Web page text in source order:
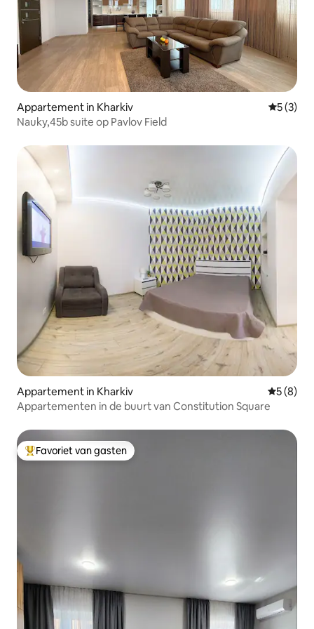
Appartement in Kharkiv
5 (3)
Nauky,45b suite op Pavlov Field
Appartement in Kharkiv
5 (8)
Appartementen in de buurt van Constitution Square
Topfavoriet van gasten
Favoriet van gasten